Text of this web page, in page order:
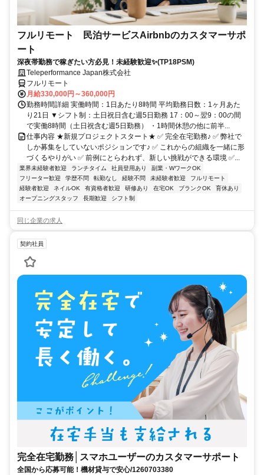
フルリモート 民泊サービスAirbnbのカスタマーサポ
ート
深夜帯勤務で稼ぎたい方必見！未経験歓迎✨(TP18PSM)
Teleperformance Japan株式会社
フルリモート
月給330,000円～360,000円
勤務時間詳細 実働時間：1日あたり8時間 平均勤務日数：1ヶ月あた
り21日 ▼シフト制：土日祝日含む週5日勤務 17：00～翌9：00の間
で実働8時間（土日祝含む週5日勤務） ・1時間休憩の他に前半...
仕事内容 ★新規プロジェクトスタート★ ✅ 完全在宅勤務♪ ✅ 弊社で
しか募集をしていないポジションです♪ ✅ これからの組織を一緒に形
づくるやりがい ✅ 前例にとらわれず、新しい挑戦ができる環境 ✅...
業界未経験者歓迎 ランチタイム 社員登用あり
副業・WワークOK
フリーター歓迎
学歴不問 転勤なし 経験不問 未経験者歓迎
フルリモート
経験者歓迎
ネイルOK 有資格者歓迎 研修あり 在宅OK ブランクOK
育休あり
オープニングスタッフ
長期歓迎 シフト制
同じ企業の求人
契約社員
完全在宅勤務│スマホユーザーのカスタマーサポート
全国から応募可能！機材貸与で安心/1260703380